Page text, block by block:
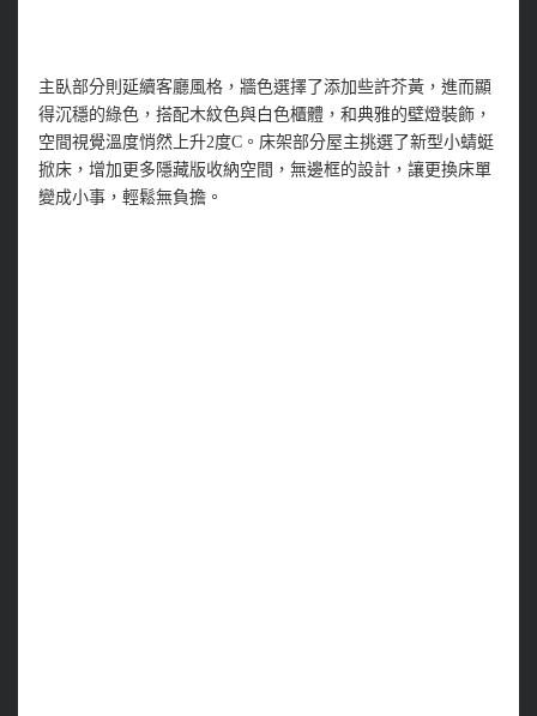
主臥部分則延續客廳風格，牆色選擇了添加些許芥黃，進而顯
得沉穩的綠色，搭配木紋色與白色櫃體，和典雅的壁燈裝飾，
空間視覺溫度悄然上升2度C。床架部分屋主挑選了新型小蜻蜓
掀床，增加更多隱藏版收納空間，無邊框的設計，讓更換床單
變成小事，輕鬆無負擔。